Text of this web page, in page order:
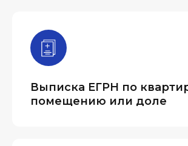
Выписка ЕГРН по
помещению или доле